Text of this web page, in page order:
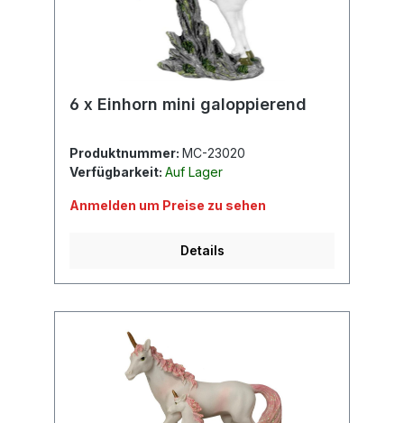
6 x Einhorn mini galoppierend
Produktnummer: MC-23020
Verfügbarkeit: Auf Lager
Anmelden um Preise zu sehen
Details